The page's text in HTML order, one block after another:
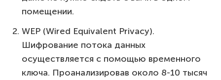
помещении.
WEP (Wired Equivalent Privacy).
Шифрование потока данных
осуществляется с помощью временного
ключа. Проанализировав около 8-10 тысяч